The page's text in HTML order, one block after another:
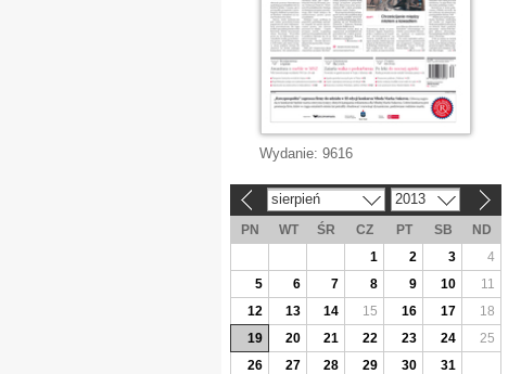
Wydanie: 9616
sierpień 2013
PN WT ŚR CZ PT SB
ND
1
2 3
4
5
6 7 8 9 10
11
12
13 14 15 16 17
18
19
20 21 22 23 24
25
26
27 28 29 30 31